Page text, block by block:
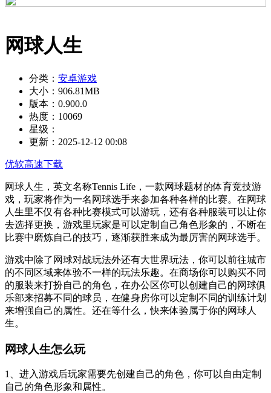
网球人生
分类： 安卓游戏
大小： 906.81MB
版本： 0.900.0
热度： 10069
星级：
更新： 2025-12-12 00:08
优软高速下载
网球人生，英文名称Tennis Life，一款网球题材的体育竞技游
戏，玩家将作为一名网球选手来参加各种各样的比赛。在网球
人生里不仅有各种比赛模式可以游玩，还有各种服装可以让你
去选择更换，游戏里玩家是可以定制自己角色形象的，不断在
比赛中磨炼自己的技巧，逐渐获胜来成为最厉害的网球选手。
游戏中除了网球对战玩法外还有大世界玩法，你可以前往城市
的不同区域来体验不一样的玩法乐趣。在商场你可以购买不同
的服装来打扮自己的角色，在办公区你可以创建自己的网球俱
乐部来招募不同的球员，在健身房你可以定制不同的训练计划
来增强自己的属性。还在等什么，快来体验属于你的网球人
生。
网球人生怎么玩
1、进入游戏后玩家需要先创建自己的角色，你可以自由定制
自己的角色形象和属性。